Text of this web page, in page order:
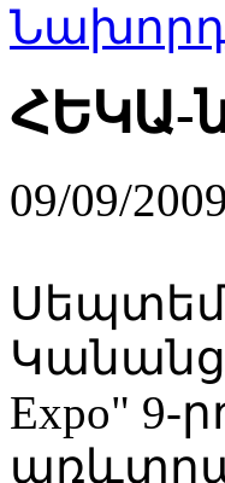
ՀԵԿԱ-
09/09/2009
Կանանց
Expo"